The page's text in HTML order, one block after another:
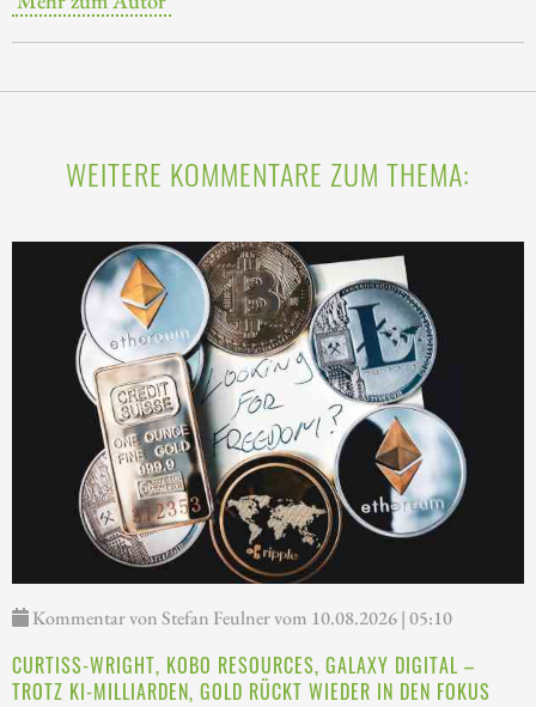
WEITERE KOMMENTARE ZUM THEMA:
Kommentar von Stefan Feulner vom 10.08.2026 | 05:10
CURTISS-WRIGHT, KOBO RESOURCES, GALAXY DIGITAL –
TROTZ KI-MILLIARDEN, GOLD RÜCKT WIEDER IN DEN FOKUS